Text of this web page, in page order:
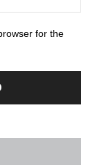
for the